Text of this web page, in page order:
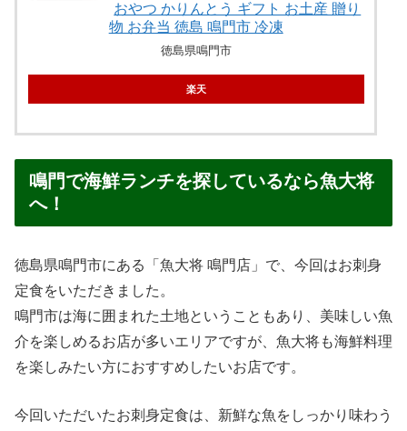
おやつ かりんとう ギフト お土産 贈り
物 お弁当 徳島 鳴門市 冷凍
徳島県鳴門市
楽天
鳴門で海鮮ランチを探しているなら魚大将
へ！
徳島県鳴門市にある「魚大将 鳴門店」で、今回はお刺身
定食をいただきました。
鳴門市は海に囲まれた土地ということもあり、美味しい魚
介を楽しめるお店が多いエリアですが、魚大将も海鮮料理
を楽しみたい方におすすめしたいお店です。
今回いただいたお刺身定食は、新鮮な魚をしっかり味わう